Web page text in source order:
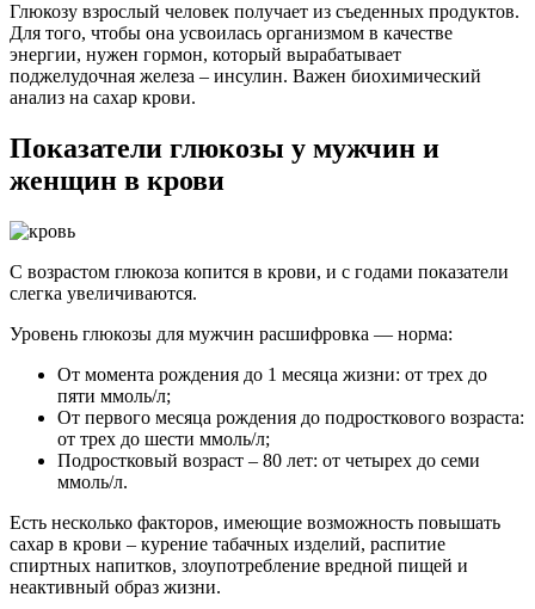
Глюкозу взрослый человек получает из съеденных продуктов.
Для того, чтобы она усвоилась организмом в качестве
энергии, нужен гормон, который вырабатывает
поджелудочная железа – инсулин. Важен биохимический
анализ на сахар крови.
Показатели глюкозы у мужчин и
женщин в крови
С возрастом глюкоза копится в крови, и с годами показатели
слегка увеличиваются.
Уровень глюкозы для мужчин расшифровка — норма:
От момента рождения до 1 месяца жизни: от трех до
пяти ммоль/л;
От первого месяца рождения до подросткового возраста:
от трех до шести ммоль/л;
Подростковый возраст – 80 лет: от четырех до семи
ммоль/л.
Есть несколько факторов, имеющие возможность повышать
сахар в крови – курение табачных изделий, распитие
спиртных напитков, злоупотребление вредной пищей и
неактивный образ жизни.